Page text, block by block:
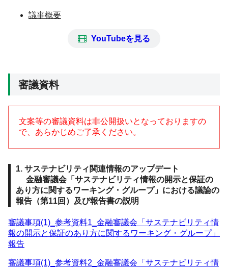
議事概要
YouTubeを見る
審議資料
文案等の審議資料は非公開扱いとなっておりますの
で、あらかじめご了承ください。
1. サステナビリティ関連情報のアップデート
金融審議会「サステナビリティ情報の開示と保証の
あり方に関するワーキング・グループ」における議論の
報告（第11回）及び報告書の説明
審議事項(1)_参考資料1_金融審議会「サステナビリティ情
報の開示と保証のあり方に関するワーキング・グループ」
報告
審議事項(1)_参考資料2_金融審議会「サステナビリティ情